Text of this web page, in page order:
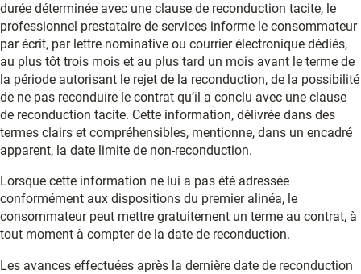
durée déterminée avec une clause de reconduction tacite, le
professionnel prestataire de services informe le consommateur
par écrit, par lettre nominative ou courrier électronique dédiés,
au plus tôt trois mois et au plus tard un mois avant le terme de
la période autorisant le rejet de la reconduction, de la possibilité
de ne pas reconduire le contrat qu’il a conclu avec une clause
de reconduction tacite. Cette information, délivrée dans des
termes clairs et compréhensibles, mentionne, dans un encadré
apparent, la date limite de non-reconduction.
Lorsque cette information ne lui a pas été adressée
conformément aux dispositions du premier alinéa, le
consommateur peut mettre gratuitement un terme au contrat, à
tout moment à compter de la date de reconduction.
Les avances effectuées après la dernière date de reconduction